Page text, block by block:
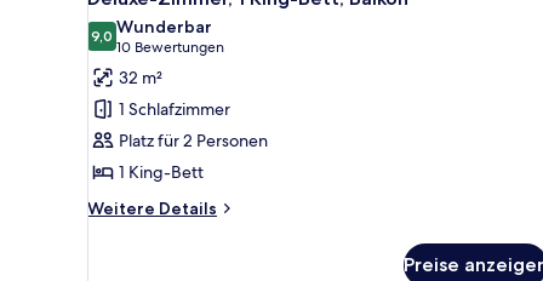
Fotos
für
Deluxe-
Zimmer,
1 King-
Bett,
Balkon
anzeigen
9,09,0 von 10
Wunderbar
10 Bewertungen
(10
Bewertungen)
32 m²
1 Schlafzimmer
Platz für 2 Personen
1 King-Bett
Weitere Details
Weitere
Preise